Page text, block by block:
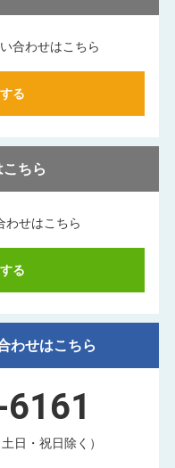
合わせはこちら
る
ちら
わせはこちら
る
わせはこちら
日・祝日除く）